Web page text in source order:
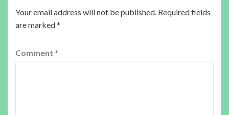
Your email address will not be published. Required fields
are marked*
Comment *